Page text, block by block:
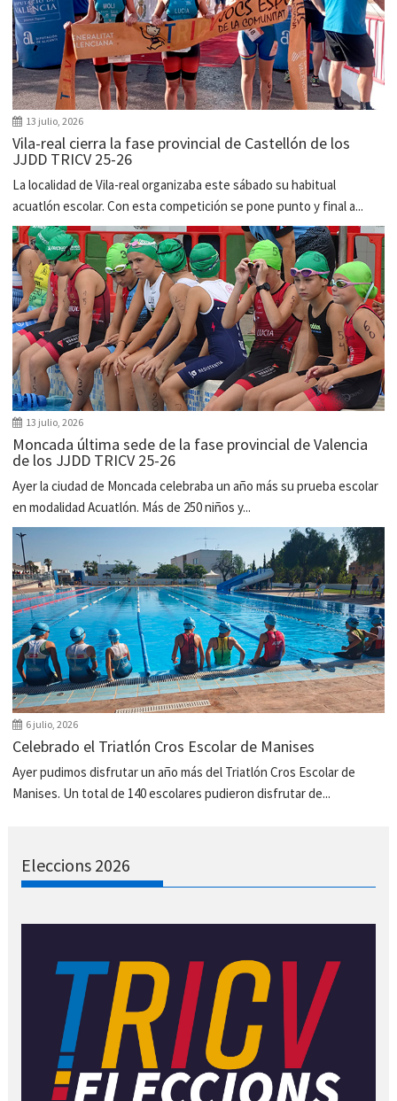
13 julio, 2026
Vila-real cierra la fase provincial de Castellón de los
JJDD TRICV 25-26
La localidad de Vila-real organizaba este sábado su habitual
acuatlón escolar. Con esta competición se pone punto y final a...
13 julio, 2026
Moncada última sede de la fase provincial de Valencia
de los JJDD TRICV 25-26
Ayer la ciudad de Moncada celebraba un año más su prueba escolar
en modalidad Acuatlón. Más de 250 niños y...
6 julio, 2026
Celebrado el Triatlón Cros Escolar de Manises
Ayer pudimos disfrutar un año más del Triatlón Cros Escolar de
Manises. Un total de 140 escolares pudieron disfrutar de...
Eleccions 2026